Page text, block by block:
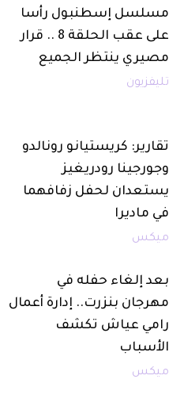
مسلسل إسطنبول رأسا
على عقب الحلقة 8 .. قرار
مصيري ينتظر الجميع
تليفزيون
تقارير: كريستيانو رونالدو
وجورجينا رودريغيز
يستعدان لحفل زفافهما
في ماديرا
ميكس
بعد إلغاء حفله في
مهرجان بنزرت.. إدارة أعمال
رامي عياش تكشف
الأسباب
ميكس